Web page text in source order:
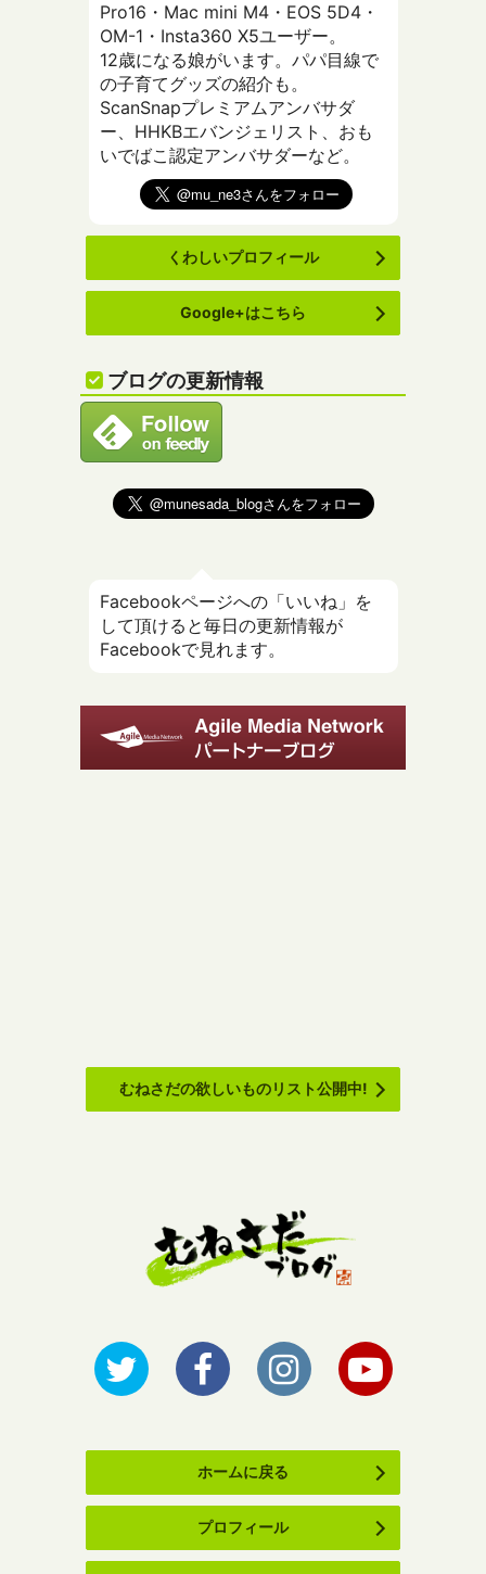
Pro16・Mac mini M4・EOS 5D4・
OM-1・Insta360 X5ユーザー。
12歳になる娘がいます。パパ目線で
の子育てグッズの紹介も。
ScanSnapプレミアムアンバサダ
ー、HHKBエバンジェリスト、おも
いでばこ認定アンバサダーなど。
くわしいプロフィール
Google+はこちら
ブログの更新情報
Facebookページへの「いいね」を
して頂けると毎日の更新情報が
Facebookで見れます。
むねさだの欲しいものリスト公開中!
ホームに戻る
プロフィール